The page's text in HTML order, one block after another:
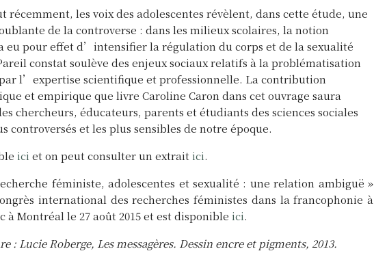
les voix des adolescentes révèlent, dans cette étude, une
de la controverse : dans les milieux scolaires, la notion
eu pour effet d’intensifier la régulation du corps et de la sexualité
constat soulève des enjeux sociaux relatifs à la problématisation
l’expertise scientifique et professionnelle. La contribution
et empirique que livre Caroline Caron dans cet ouvrage saura
chercheurs, éducateurs, parents et étudiants des sciences sociales
controversés et les plus sensibles de notre époque.
ici et on peut consulter un extraitici.
féministe, adolescentes et sexualité : une relation ambiguë »
international des recherches féministes dans la francophonie à
Montréal le 27 août 2015 et est disponible ici.
: Lucie Roberge, Les messagères. Dessin encre et pigments, 2013.